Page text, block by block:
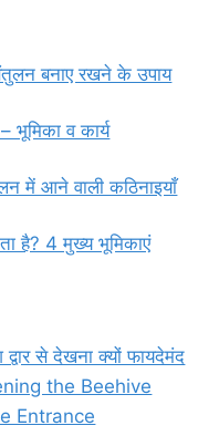
बनाए रखने के उपाय
भूमिका व कार्य
में आने वाली कठिनाइयाँ
है? 4 मुख्य भूमिकाएं
से देखना क्यों फायदेमंद
the Beehive
Entrance